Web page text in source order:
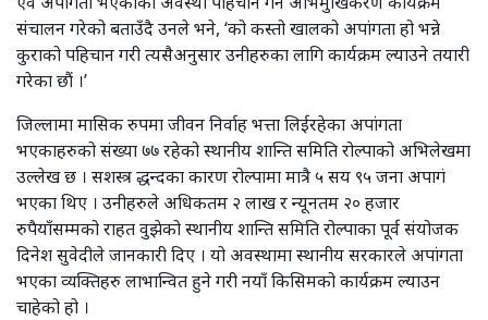
संचालन गरेको बताउँदै उनले भने, ‘को कस्तो खालको अपांगता हो भन्ने
कुराको पहिचान गरी त्यसैअनुसार उनीहरुका लागि कार्यक्रम ल्याउने तयारी
गरेका छौं ।’
जिल्लामा मासिक रुपमा जीवन निर्वाह भत्ता लिईरहेका अपांगता
भएकाहरुको संख्या ७७ रहेको स्थानीय शान्ति समिति रोल्पाको अभिलेखमा
उल्लेख छ । सशस्त्र द्धन्दका कारण रोल्पामा मात्रै ५ सय ९५ जना अपागं
भएका थिए । उनीहरुले अधिकतम २ लाख र न्यूनतम २० हजार
रुपैयाँसम्मको राहत वुझेको स्थानीय शान्ति समिति रोल्पाका पूर्व संयोजक
दिनेश सुवेदीले जानकारी दिए । यो अवस्थामा स्थानीय सरकारले अपांगता
भएका व्यक्तिहरु लाभान्वित हुने गरी नयाँ किसिमको कार्यक्रम ल्याउन
चाहेको हो ।